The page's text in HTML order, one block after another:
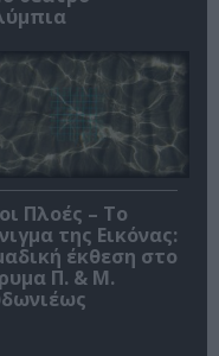
Πλοές – Το
της Εικόνας:
έκθεση στο
Π. & Μ.